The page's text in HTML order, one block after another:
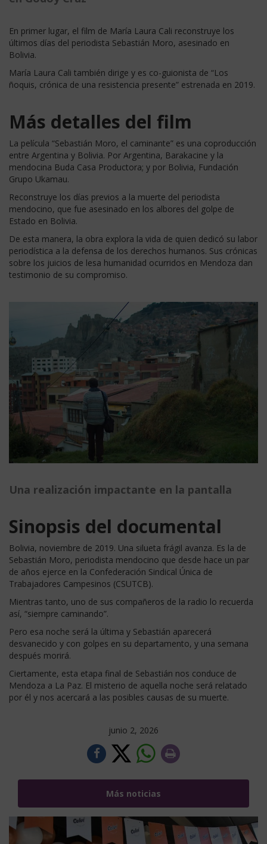
En primer lugar, el film de María Laura Cali reconstruye los
últimos días del periodista Sebastián Moro, asesinado en
Bolivia.
María Laura Cali también dirige y es co-guionista de “Los
ñoquis, crónica de una resistencia presente” estrenada en 2019.
Más detalles del film
La película “Sebastián Moro, el caminante” es una coproducción
entre Argentina y Bolivia. Por Argentina, Barakacine y la
mendocina Buda Casa Productora; y por Bolivia, Fundación
Grupo Ukamau.
Reconstruye los días previos a la muerte del periodista
mendocino, que fue asesinado en los albores del golpe de
Estado en Bolivia.
De esta manera, la obra explora la vida de quien dedicó su labor
periodística a la defensa de los derechos humanos. Sus crónicas
sobre los juicios de lesa humanidad ocurridos en Mendoza dan
testimonio de su compromiso.
Una realización impactante en la pantalla
Sinopsis del documental
Bolivia, noviembre de 2019. Una silueta frágil avanza. Es la de
Sebastián Moro, periodista mendocino que desde hace un par
de años ejerce en la Confederación Sindical Única de
Trabajadores Campesinos (CSUTCB).
Mientras tanto, uno de sus compañeros de la radio lo recuerda
así, “siempre caminando”.
Pero esa noche será la última y Sebastián aparecerá
desvanecido y con golpes en su departamento, y una semana
después morirá.
Ciertamente, esta etapa final de Sebastián nos conduce de
Mendoza a La Paz. El misterio de aquella noche será relatado
por él y nos acercará a las posibles causas de su muerte.
junio 2, 2026
Más noticias